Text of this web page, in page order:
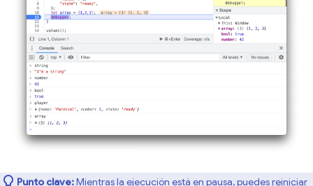
Punto clave:Mientras la ejecución está en pausa, puedesreiniciar